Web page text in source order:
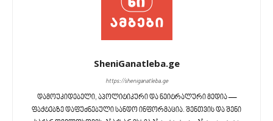
SheniGanatleba.ge
https://sheniganatleba.ge
დამოუკიდებელი, აპოლიტიკური და ნეიტრალური მედია —
ფაქტებზე დაფუძნებული სანდო ინფორმაცია. შენთვის და შენი